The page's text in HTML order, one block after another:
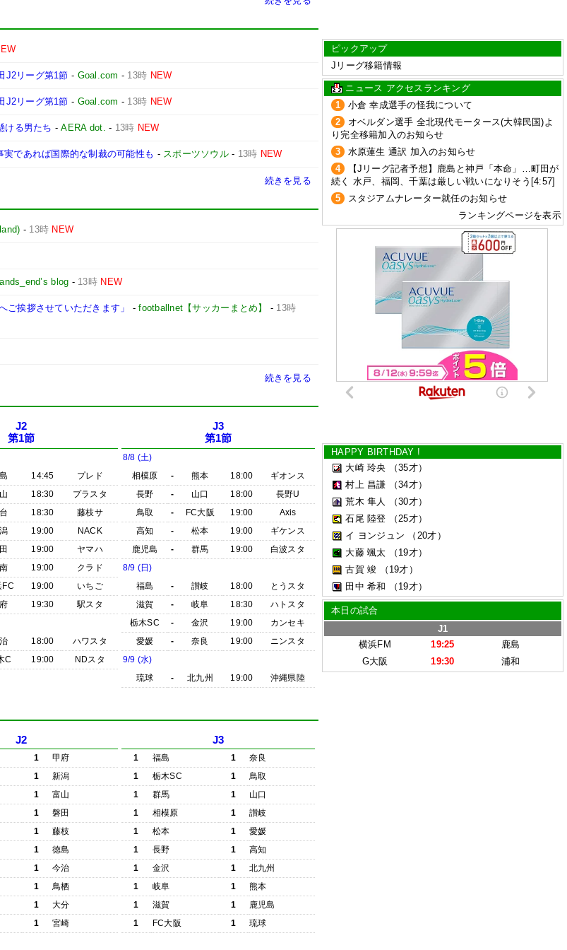
J2リーグ第1節 - Goal.com - 13時 NEW
J2リーグ第1節 - Goal.com - 13時 NEW
ける男たち -AERA dot. - 13時 NEW
であれば国際的な制裁の可能性も - スポーツソウル- 13時 NEW
続きを見る
- 13時 NEW
lands_end’s blog - 13時 NEW
挨拶させていただきます」 -footballnet【サッカーまとめ】 - 13時
続きを見る
J2
第1節
14:45
プレド
18:30
プラスタ
18:30
藤枝サ
19:00
NACK
19:00
ヤマハ
19:00
クラド
FC 19:00
いちご
19:30
駅スタ
18:00
ハワスタ
C 19:00 NDスタ
J3
第1節
8/8 (土)
相模原
- 熊本 18:00
ギオンス
長野
- 山口 18:00
長野U
鳥取
- FC大阪 19:00
Axis
高知
- 松本 19:00
ギケンス
鹿児島
- 群馬 19:00
白波スタ
8/9 (日)
福島
- 讃岐 18:00
とうスタ
滋賀
- 岐阜 18:30
ハトスタ
栃木SC
- 金沢 19:00
カンセキ
愛媛
- 奈良 19:00
ニンスタ
9/9 (水)
琉球
- 北九州 19:00 沖縄県陸
J2
1
甲府
1
新潟
1
富山
1
磐田
1
藤枝
1
徳島
1
今治
1
鳥栖
1
大分
1 宮崎
J3
1 福島 1
奈良
1
栃木SC 1
鳥取
1
群馬 1
山口
1
相模原 1
讃岐
1
松本 1
愛媛
1
長野 1
高知
1
金沢 1
北九州
1
岐阜 1
熊本
1
滋賀 1
鹿児島
1
FC大阪 1 琉球
ピックアップ
Jリーグ移籍情報
ニュース アクセスランキング
1
小倉 幸成選手の怪我について
2
オベルダン選手 全北現代モータース(大韓民国)よ
り完全移籍加入のお知らせ
3
水原蓮生 通訳 加入のお知らせ
4
【Jリーグ記者予想】鹿島と神戸「本命」…町田が
続く 水戸、福岡、千葉は厳しい戦いになりそう[4:57]
5
スタジアムナレーター就任のお知らせ
ランキングページを表示
HAPPY BIRTHDAY !
大崎 玲央
（35才）
村上 昌謙
（34才）
荒木 隼人
（30才）
石尾 陸登
（25才）
イ ヨンジュン
（20才）
大藤 颯太
（19才）
古賀 竣
（19才）
田中 希和
（19才）
本日の試合
J1
横浜FM
19:25
鹿島
G大阪
19:30 浦和